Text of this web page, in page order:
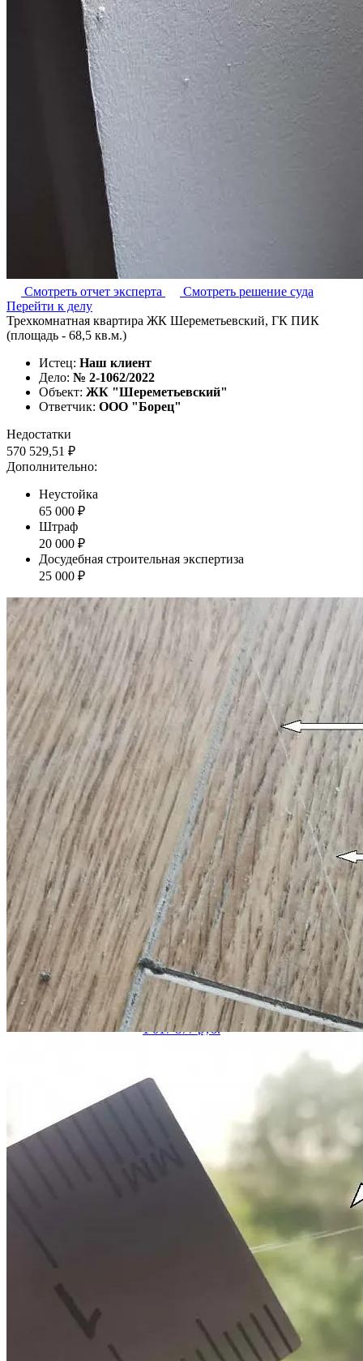
Смотреть отчет эксперта
Смотреть решение суда
Перейти к делу
Трехкомнатная квартира ЖК Шереметьевский, ГК ПИК
(площадь - 68,5 кв.м.)
Истец: Наш клиент
Дело: № 2-1062/2022
Объект: ЖК "Шереметьевский"
Ответчик: ООО "Борец"
Недостатки
570 529,51 ₽
Дополнительно:
Неустойка
65 000 ₽
Штраф
20 000 ₽
Досудебная строительная экспертиза
25 000 ₽
Наша судебная практика по спорам о
качестве отделки с застройщиками
Спор о качестве строительства (ЖК "Переделкино Ближнее")
Дело выиграно
Всего взыскано
865 775 руб.
Спор о качестве строительства с ООО "СЗ "Нагатино-1"
Дело выиграно
Всего взыскано
1 460 355 руб.
Спор о качестве строительства (ЖК "Жулебино парк")
Дело выиграно
Всего взыскано
838 514 руб.
Спор о качестве строительства (ЖК "Скандинавия")
Дело выиграно
Всего взыскано
1 017 877 руб.
Ответы на некоторые вопросы
дольщиков по спорам с
застройщиками
Как понять, имеются ли в квартире строительные недостатки?
Некоторые строительные недостатки являются явными и для
их выявления не требуется специальных знаний и
оборудования (дефекты отделки, трещины в стяжке, явные
Можно ли определить стоимость устранения строительных
недостатков без проведения осмотра, по фото/видео?
В связи с тем, что для выявления всех строительных
недостатков специалисту необходимо проводить
инструментальные измерения, предварительный анализ
недостатков на предмет их наличия по фото/видео в...
Можно ли взыскать стоимость устранения строительных